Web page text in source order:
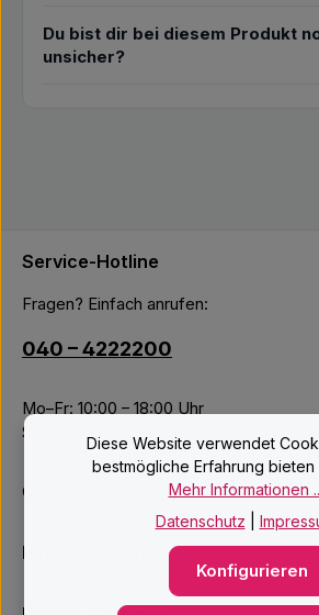
Du bist dir bei diesem Produkt
unsicher?
Service-Hotline
Fragen? Einfach anrufen:
040 – 4222200
Mo–Fr: 10:00 – 18:00 Uhr
Sa: 09:00 – 14:00 Uhr
Oder über unser Kontaktformular.
Informationen
Diese Website verwendet
bestmögliche Erfahrung bieten
Mehr Informationen
Datenschutz
Konfigurieren